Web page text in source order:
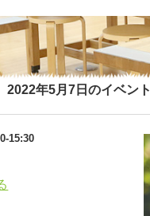
2022年5月7日のイベント
15:30